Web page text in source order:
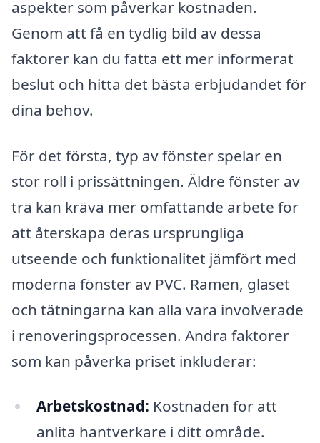
aspekter som påverkar kostnaden.
Genom att få en tydlig bild av dessa
faktorer kan du fatta ett mer informerat
beslut och hitta det bästa erbjudandet för
dina behov.
För det första, typ av fönster spelar en
stor roll i prissättningen. Äldre fönster av
trä kan kräva mer omfattande arbete för
att återskapa deras ursprungliga
utseende och funktionalitet jämfört med
moderna fönster av PVC. Ramen, glaset
och tätningarna kan alla vara involverade
i renoveringsprocessen. Andra faktorer
som kan påverka priset inkluderar:
Arbetskostnad: Kostnaden för att
anlita hantverkare i ditt område.